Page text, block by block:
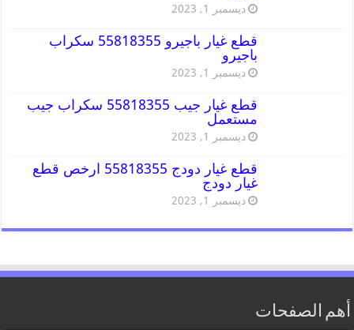
ديسمبر 1, 2023
قطع غيار باجيرو 55818355 سكراب
باجيرو
ديسمبر 1, 2023
قطع غيار جيب 55818355 سكراب جيب
مستعمل
ديسمبر 1, 2023
قطع غيار دودج 55818355 ارخص قطع
غيار دودج
ديسمبر 1, 2023
أهم الصفحات